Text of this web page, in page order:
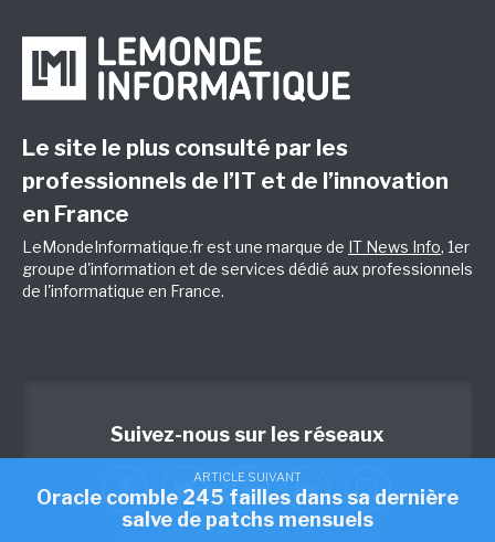
ARTICLE SUIVANT
Oracle comble 245 failles dans sa dernière
salve de patchs mensuels
Le site le plus consulté par les
professionnels de l’IT et de l’innovation
en France
LeMondeInformatique.fr est une marque de IT News Info, 1er
groupe d'information et de services dédié aux professionnels
de l'informatique en France.
Suivez-nous sur les réseaux